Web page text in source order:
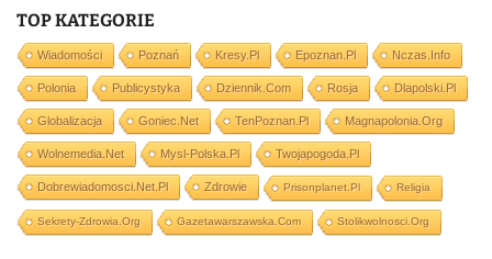
TOP KATEGORIE
Wiadomości Poznań Kresy.pl Epoznan.pl Nczas.info
Polonia Publicystyka Dziennik.com Rosja Dlapolski.pl
Globalizacja Goniec.net TenPoznan.pl Magnapolonia.org
Wolnemedia.net Mysl-Polska.pl Twojapogoda.pl
Dobrewiadomosci.net.pl Zdrowie Prisonplanet.pl Religia
Sekrety-Zdrowia.org Gazetawarszawska.com Stolikwolnosci.org